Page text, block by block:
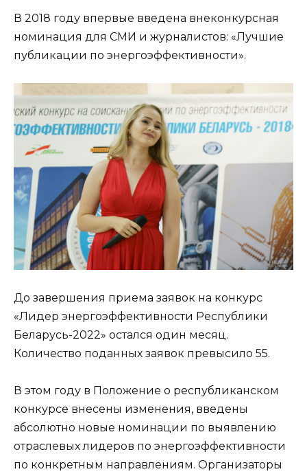
В 2018 году впервые введена внеконкурсная
номинация для СМИ и журналистов: «Лучшие
публикации по энергоэффективности».
До завершения приема заявок на конкурс
«Лидер энергоэффективности Республики
Беларусь-2022» остался один месяц.
Количество поданных заявок превысило 55.
В этом году в Положение о республиканском
конкурсе внесены изменения, введены
абсолютно новые номинации по выявлению
отраслевых лидеров по энергоэффективности
по конкретным направлениям. Организаторы